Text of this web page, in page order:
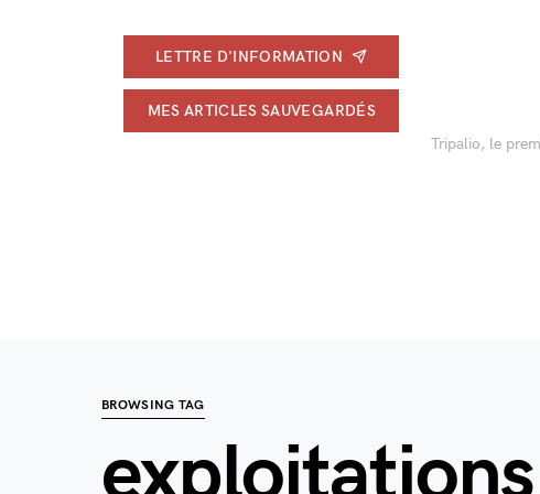
LETTRE D'INFORMATION
MES ARTICLES SAUVEGARDÉS
Tripalio, le
BROWSING TAG